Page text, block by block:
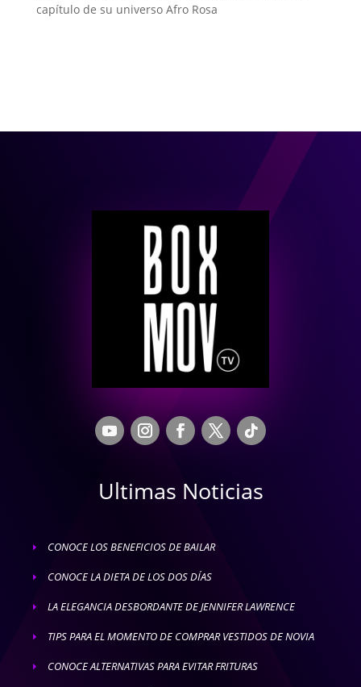
capítulo de su universo Afro Rosa
Ultimas Noticias
E CONOCE LOS BENEFICIOS DE BAILAR
E CONOCE LA DIETA DE LOS DOS DÍAS
E LA ELEGANCIA DESBORDANTE DE JENNIFER LAWRENCE
E TIPS PARA EL MOMENTO DE COMPRAR VESTIDOS DE NOVIA
E CONOCE ALTERNATIVAS PARA EVITAR FRITURAS